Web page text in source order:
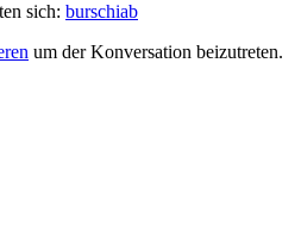
sich: burschiab
um der Konversation beizutreten.